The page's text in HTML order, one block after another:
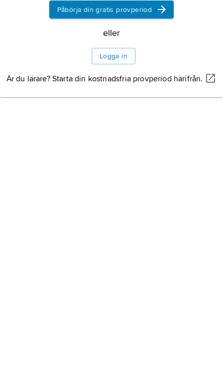
Information om artikeln
Påbörja din gratis provperiod
eller
Logga in
Är du lärare? Starta din kostnadsfria provperiod härifrån.